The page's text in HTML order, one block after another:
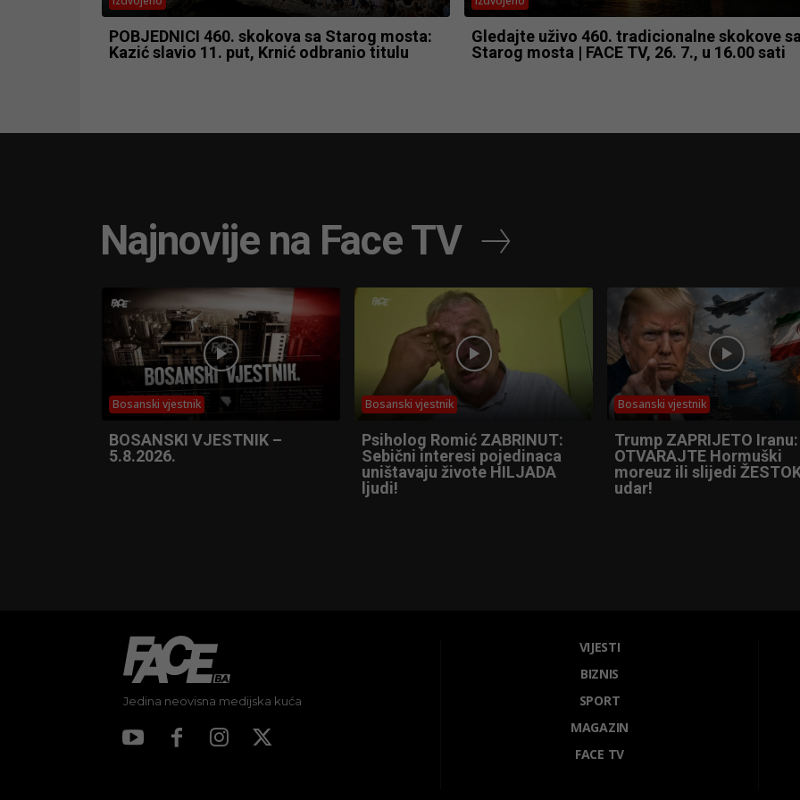
POBJEDNICI 460. skokova sa Starog mosta:
Kazić slavio 11. put, Krnić odbranio titulu
Gledajte uživo 460. tradicionalne skokove
Starog mosta | FACE TV, 26. 7., u 16.00 sati
Najnovije na Face TV
Bosanski vjestnik
BOSANSKI VJESTNIK –
5.8.2026.
Bosanski vjestnik
Psiholog Romić ZABRINUT:
Sebični interesi pojedinaca
uništavaju živote HILJADA
ljudi!
Bosanski vjestnik
Trump ZAPRIJETO Iranu:
OTVARAJTE Hormuški
moreuz ili slijedi
udar!
Jedina neovisna medijska kuća
VIJESTI
BIZNIS
SPORT
MAGAZIN
FACE TV